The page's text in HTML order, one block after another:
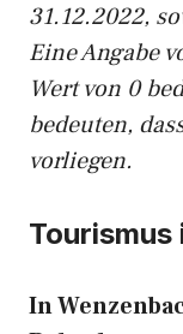
31.12.2022,
Eine Angabe
Wert von 0
bedeuten,
vorliegen.
Tourismus
In